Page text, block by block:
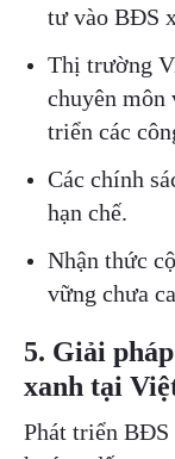
tư vào BĐS
Thị trường
chuyên môn
triển các
Các chính
hạn chế.
Nhận thức
vững chưa
5. Giải
xanh tại
Phát triển BĐS